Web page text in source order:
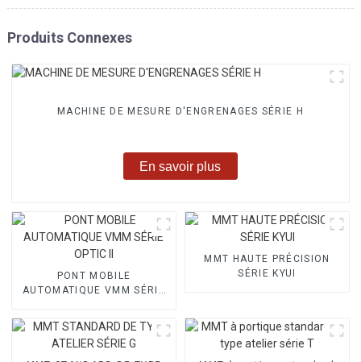
Produits Connexes
MACHINE DE MESURE D'ENGRENAGES SÉRIE H
En savoir plus
PONT MOBILE
AUTOMATIQUE VMM SÉRIE
MMT HAUTE PRÉCISION
SÉRIE KYUI